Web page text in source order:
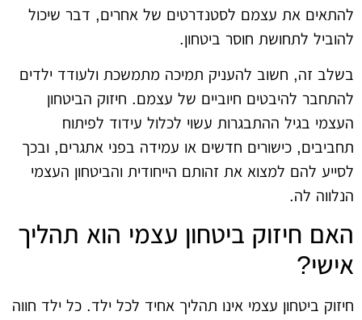
להתאים את עצמם לסטנדרטים של אחרים, דבר שיכול
להוביל לתחושת חוסר ביטחון.
בשלב זה, חשוב להעניק תמיכה מתמשכת ולעודד ילדים
להתחבר להיבטים חיוביים של עצמם. חיזוק הביטחון
העצמי בגיל ההתבגרות עשוי לכלול עידוד לפיתוח
תחביבים, כישורים חדשים או עמידה בפני אתגרים, ובכך
לסייע להם למצוא את זהותם הייחודית והביטחון העצמי
הנלווה לה.
האם חיזוק ביטחון עצמי הוא תהליך
אישי?
חיזוק ביטחון עצמי אינו תהליך אחיד לכל ילד. כל ילד חווה